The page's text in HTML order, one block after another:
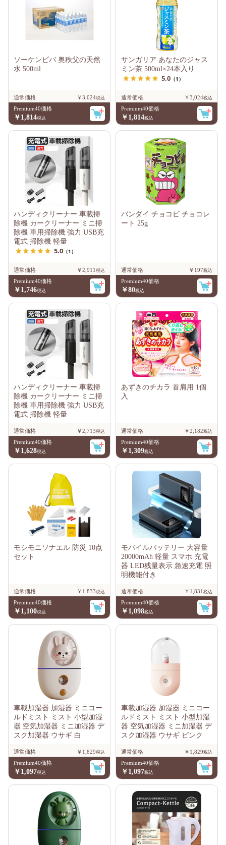
ソーケンビバ 奥秩父の天然
水 500ml
通常価格
￥3,024
Premium40価格
￥1,814
サンガリア あなたのジャス
ミン茶 500ml×24本入り
5.0 （1）
通常価格
￥3,024
Premium40価格
￥1,814
ハンディクリーナー 車載掃
除機 カークリーナー ミニ掃
除機 車用掃除機 強力 USB充
電式 掃除機 軽量
5.0 （1）
通常価格
￥2,911
Premium40価格
￥1,746
バンダイ チョコビ チョコレ
ート 25g
通常価格
￥197
Premium40価格
￥80
ハンディクリーナー 車載掃
除機 カークリーナー ミニ掃
除機 車用掃除機 強力 USB充
電式 掃除機 軽量
通常価格
￥2,713
Premium40価格
￥1,628
あずきのチカラ 首肩用 1個
入
通常価格
￥2,182
Premium40価格
￥1,309
モシモニソナエル 防災 10点
セット
通常価格
￥1,833
Premium40価格
￥1,100
モバイルバッテリー 大容量
20000mAh 軽量 スマホ 充電
器 LED残量表示 急速充電 照
明機能付き
通常価格
￥1,831
Premium40価格
￥1,098
車載加湿器 加湿器 ミニコー
ルドミスト ミスト 小型加湿
器 空気加湿器 ミニ加湿器 デ
スク加湿器 ウサギ 白
通常価格
￥1,829
Premium40価格
￥1,097
車載加湿器 加湿器 ミニコー
ルドミスト ミスト 小型加湿
器 空気加湿器 ミニ加湿器 デ
スク加湿器 ウサギ ピンク
通常価格
￥1,829
Premium40価格
￥1,097